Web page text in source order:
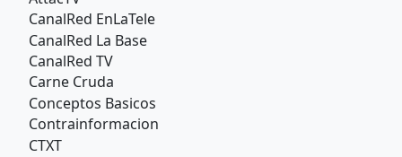
CanalRed EnLaTele
CanalRed La Base
CanalRed TV
Carne Cruda
Conceptos Basicos
Contrainformacion
CTXT